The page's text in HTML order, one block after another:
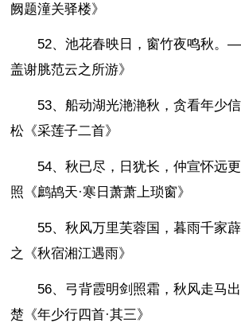
阙题潼关驿楼》
52、池花春映日，窗竹夜鸣秋。
盖谢脁范云之所游》
53、船动湖光滟滟秋，贪看年少
松《采莲子二首》
54、秋已尽，日犹长，仲宣怀远
照《鹧鸪天·寒日萧萧上琐窗》
55、秋风万里芙蓉国，暮雨千家
之《秋宿湘江遇雨》
56、弓背霞明剑照霜，秋风走马
楚《年少行四首·其三》